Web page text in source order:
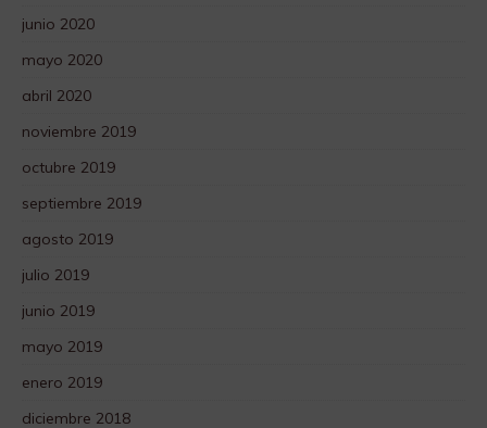
junio 2020
mayo 2020
abril 2020
noviembre 2019
octubre 2019
septiembre 2019
agosto 2019
julio 2019
junio 2019
mayo 2019
enero 2019
diciembre 2018